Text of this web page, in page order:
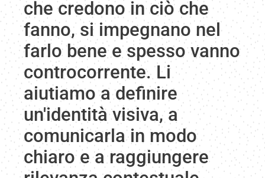
che credono in ciò che
fanno, si impegnano nel
farlo bene e spesso vanno
controcorrente. Li
aiutiamo a definire
un'identità visiva, a
comunicarla in modo
chiaro e a raggiungere